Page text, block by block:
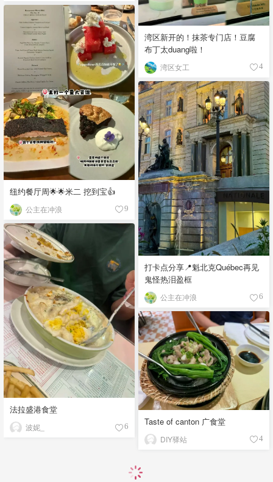
湾区新开的！抹茶专门店！豆腐
布丁太duang啦！
湾区女工 4
纽约餐厅周🌟🌟米二 挖到宝👍
公主在冲浪 9
打卡点分享📍魁北克Québec再见
鬼怪热泪盈框
公主在冲浪 6
法拉盛港食堂
波妮_ 6 Taste of canton 广食堂
DIY驿站 4